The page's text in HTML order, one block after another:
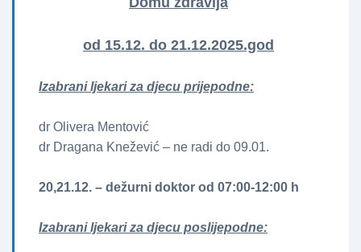
od 15.12. do 21.12.2025.god
Izabrani ljekari za djecu prijepodne:
dr Olivera Mentović
dr Dragana Knežević – ne radi do 09.01.
20,21.12. – dežurni doktor od 07:00-12:00 h
Izabrani ljekari za djecu poslijepodne: